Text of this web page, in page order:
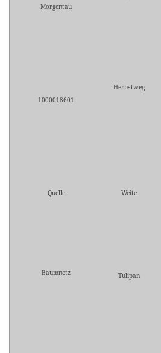
Morgentau
1000018601
Herbstweg
Quelle Weite
Baumnetz Tulipan